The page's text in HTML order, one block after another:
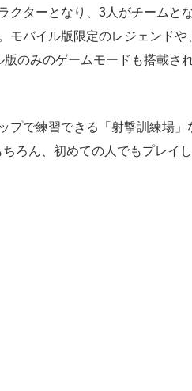
ターとなり、3人がチームと
モバイル版限定のレジェンドや
のみのゲームモードも搭載さ
で練習できる「射撃訓練場」
ろん、初めての人でもプレイ